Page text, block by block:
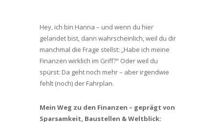
Hey, ich bin Hanna – und wenn du hier
gelandet bist, dann wahrscheinlich, weil du dir
manchmal die Frage stellst: „Habe ich meine
Finanzen wirklich im Griff?“ Oder weil du
spürst: Da geht noch mehr – aber irgendwie
fehlt (noch) der Fahrplan.
Mein Weg zu den Finanzen – geprägt von
Sparsamkeit, Baustellen & Weltblick: